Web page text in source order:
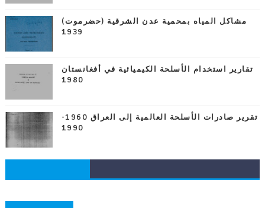
مشاكل المياه بمحمية عدن الشرقية (حضرموت)
1939
تقارير استخدام الأسلحة الكيميائية في أفغانستان
1980
تقرير صادرات الأسلحة العالمية إلى العراق 1960-
1990